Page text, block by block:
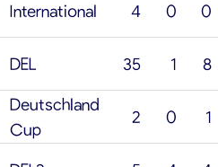
International 4 0
0
DEL 35 1 8
Deutschland
Cup
2 0
1